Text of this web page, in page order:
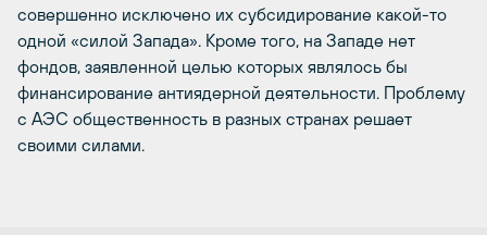
совершенно исключено их субсидирование какой-то
одной «силой Запада». Кроме того, на Западе нет
фондов, заявленной целью которых являлось бы
финансирование антиядерной деятельности. Проблему
с АЭС общественность в разных странах решает
своими силами.